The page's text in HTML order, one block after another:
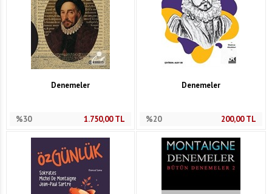
Denemeler
%30 1.750,00TL
Denemeler
%20 200,00TL